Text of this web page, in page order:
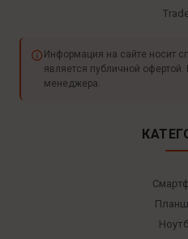
Информация на сайте носит
является публичной офертой.
менеджера.